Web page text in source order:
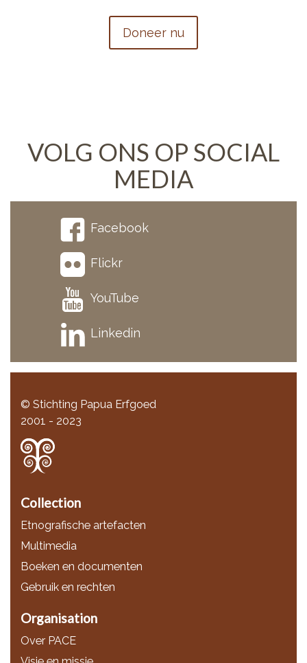
Doneer nu
VOLG ONS OP SOCIAL
MEDIA
Facebook
Flickr
YouTube
Linkedin
© Stichting Papua Erfgoed
2001 - 2023
Collection
Etnografische artefacten
Multimedia
Boeken en documenten
Gebruik en rechten
Organisation
Over PACE